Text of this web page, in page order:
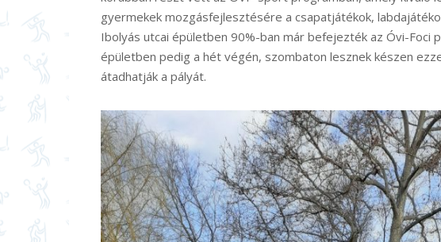
gyermekek mozgásfejlesztésére a csapatjátékok,
Ibolyás utcai épületben 90%-ban már befejezték az Óvi-Foci
épületben pedig a hét végén, szombaton lesznek készen
átadhatják a pályát.